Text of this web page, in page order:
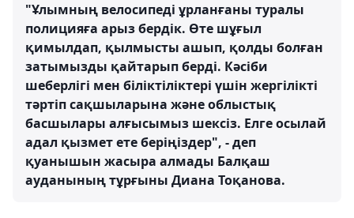
"Ұлымның велосипеді ұрланғаны туралы
полицияға арыз бердік. Өте шұғыл
қимылдап, қылмысты ашып, қолды болған
затымызды қайтарып берді. Кәсіби
шеберлігі мен біліктіліктері үшін жергілікті
тәртіп сақшыларына және облыстық
басшылары алғысымыз шексіз. Елге осылай
адал қызмет ете беріңіздер", - деп
қуанышын жасыра алмады Балқаш
ауданының тұрғыны Диана Тоқанова.